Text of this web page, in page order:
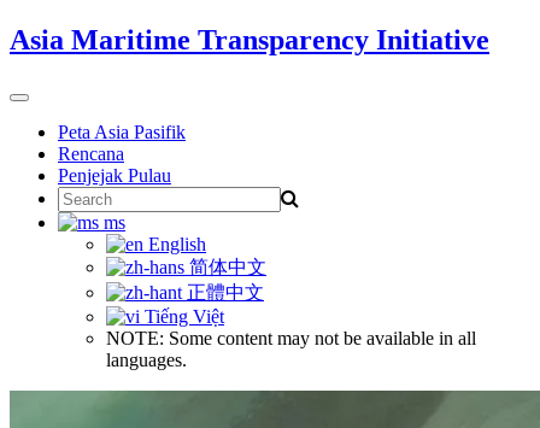
Skip
to
Asia Maritime Transparency Initiative
Toggle
navigationPeta Asia Pasifik
Rencana
Penjejak Pulau
Search
for:
ms
English
简体中文
正體中文
Tiếng Việt
NOTE: Some content may not be available in all
languages.